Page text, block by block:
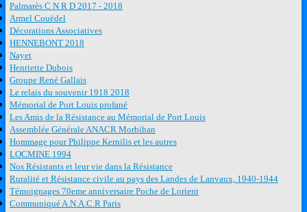
Palmarès C N R D 2017 - 2018
Armel Couëdel
Décorations Associatives
HENNEBONT 2018
Nayet
Henriette Dubois
Groupe René Gallais
Le relais du souvenir 1918 2018
Mémorial de Port Louis profané
Les Amis de la Résistance au Mémorial de Port Louis
Assemblée Générale ANACR Morbihan
Hommage pour Philippe Kernilis et les autres
LOCMINE 1994
Nos Résistants et leur vie dans la Résistance
Ruralité et Résistance civile au pays des Landes de Lanvaux, 1940-1944
Témoignages 70eme anniversaire Poche de Lorient
Communiqué A.N.A.C.R Paris